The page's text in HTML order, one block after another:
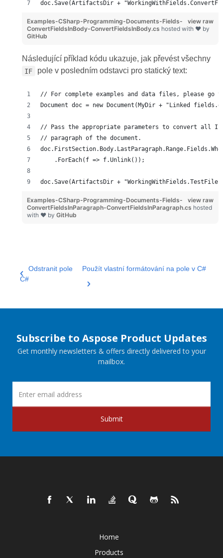
doc.Save(ArtifactsDir +
view raw
Examples-CSharp-Programming-Documents-Fields-
ConvertFieldsInBody-ConvertFieldsInBody.cs hosted with ❤ by
GitHub
Následující příklad kódu ukazuje, jak převést všechny
IF pole v posledním odstavci pro statický text:
// For complete examples and data files, please go
Document doc = new Document(MyDir + "Linked
// Pass the appropriate parameters to convert
// paragraph of the document.
    .ForEach(f => f.Unlink());
doc.Save(ArtifactsDir +
view raw
Examples-CSharp-Programming-Documents-Fields-
ConvertFieldsInParagraph-ConvertFieldsInParagraph.cs hosted
with ❤ by GitHub
Odstranit pole
C#
Použít vlastní formátování na pole v C#
Subscribe to Aspose Product Updates
Get monthly newsletters & offers directly delivered to your
mailbox.
Submit
Home
Products